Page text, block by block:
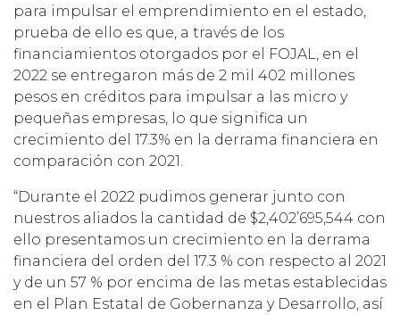
para impulsar el emprendimiento en el estado,
prueba de ello es que, a través de los
financiamientos otorgados por el FOJAL, en el
2022 se entregaron más de 2 mil 402 millones
pesos en créditos para impulsar a las micro y
pequeñas empresas, lo que significa un
crecimiento del 17.3% en la derrama financiera en
comparación con 2021.
“Durante el 2022 pudimos generar junto con
nuestros aliados la cantidad de $2,402’695,544 con
ello presentamos un crecimiento en la derrama
financiera del orden del 17.3 % con respecto al 2021
y de un 57 % por encima de las metas establecidas
en el Plan Estatal de Gobernanza y Desarrollo, así